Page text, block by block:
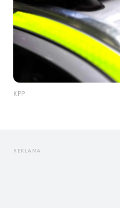
KPP
REKLAMA